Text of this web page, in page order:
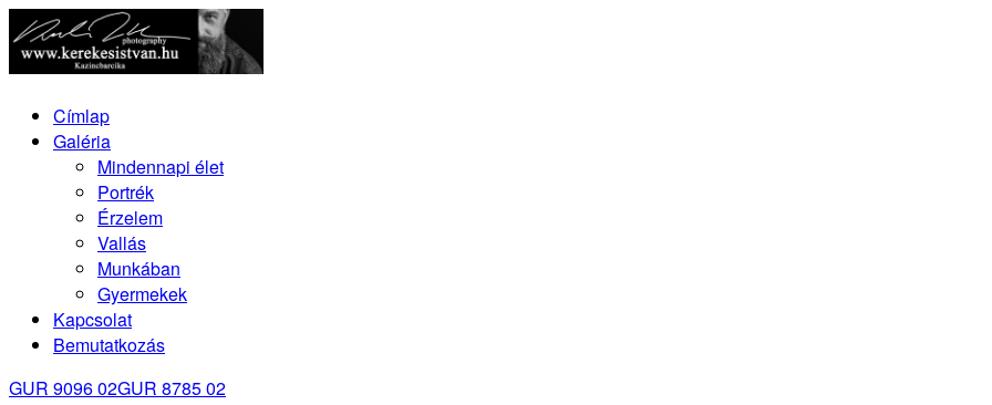
Címlap
Galéria
Mindennapi élet
Portrék
Érzelem
Vallás
Munkában
Gyermekek
Kapcsolat
Bemutatkozás
GUR 9096 02GUR 8785 02